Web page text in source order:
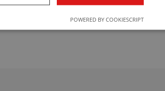
INTERAKCIJE LIJEKOVA
Provjerite interakcije lijekova u svega par klikova!
POWERED BY COOKIESCRIPT